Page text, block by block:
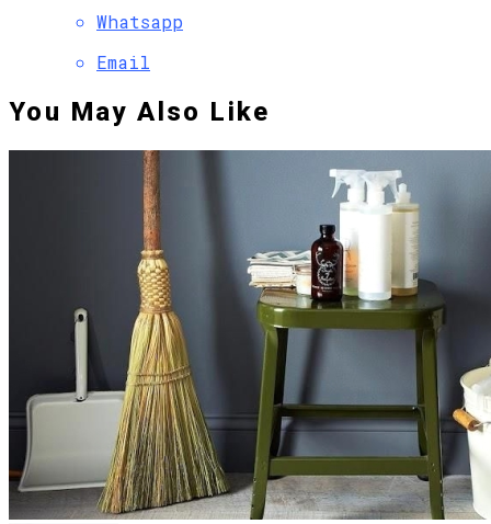
Whatsapp
Email
You May Also Like